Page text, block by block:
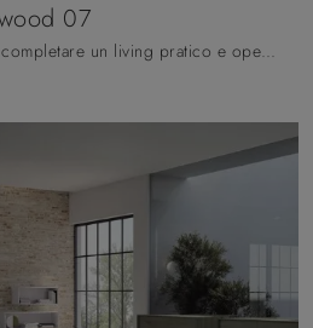
07
Se vuoi completare un living pratico e operativo dalle linee moderne, ti offriamo la parete attrezzata Unikawood 07 Fratelli Mirandola.